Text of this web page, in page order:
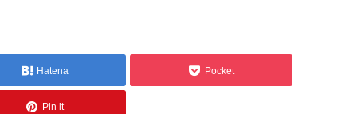
Hatena Pocket
Pin it